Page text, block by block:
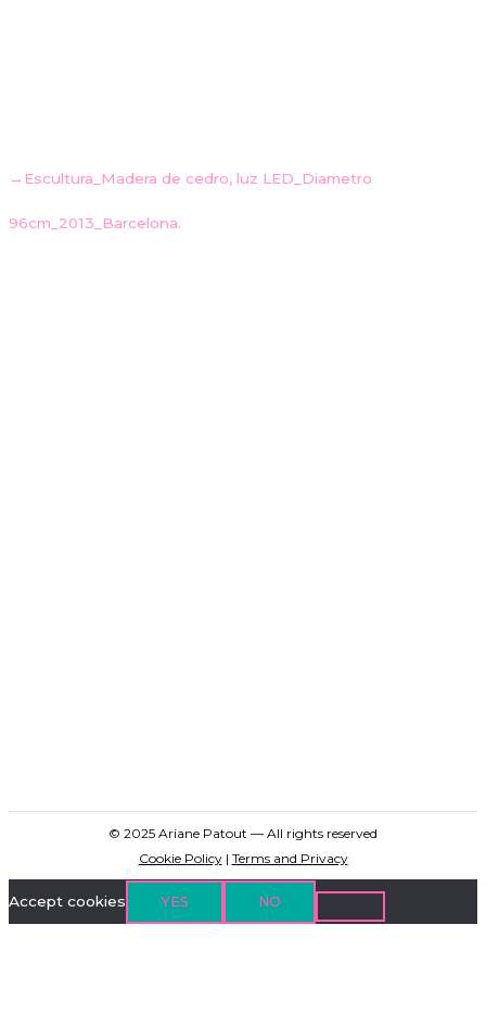
→Escultura_Madera de cedro, luz LED_Diametro
96cm_2013_Barcelona.
© 2025 Ariane Patout — All rights reserved
Cookie Policy| Terms and Privacy
Accept cookies YES NO